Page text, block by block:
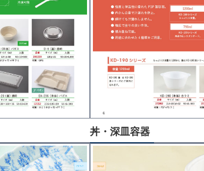
丼・深皿容器